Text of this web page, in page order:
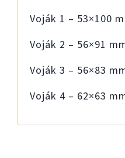
Voják 1 – 53×100
Voják 2 – 56×91
Voják 3 – 56×83
Voják 4 – 62×63